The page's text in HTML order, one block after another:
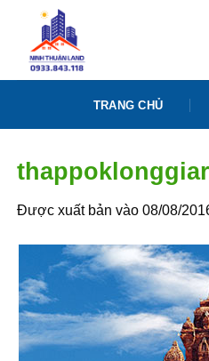
dung
TRANG CHỦ
Được xuất bản vào 08/08/